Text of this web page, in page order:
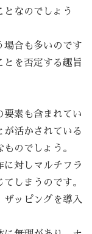
となのでしょう
場合も多いのです
とを否定する趣旨
要素も含まれてい
が活かされている
のでしょう。
に対しマルチフラ
しまうのです。
ザッピングを導入